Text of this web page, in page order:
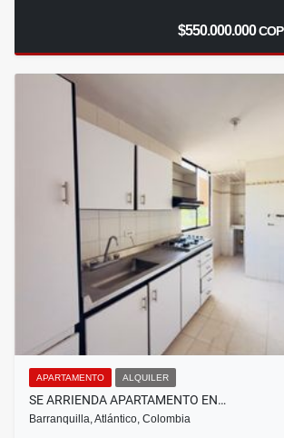
$550.000.000COP
APARTAMENTO ALQUILER
SE ARRIENDA APARTAMENTO EN…
Barranquilla, Atlántico, Colombia